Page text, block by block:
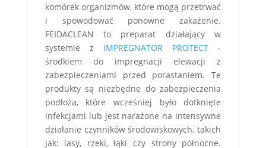
komórek organizmów, które mogą przetrwać
i spowodować ponowne zakażenie.
FEIDACLEAN to preparat działający w
systemie z IMPREGNATOR PROTECT -
środkiem do impregnacji elewacji z
zabezpieczeniami przed porastaniem. Te
produkty są niezbędne do zabezpieczenia
podłoża, które wcześniej było dotknięte
infekcjami lub jest narażone na intensywne
działanie czynników środowiskowych, takich
jak: lasy, rzeki, łąki czy strony północne.